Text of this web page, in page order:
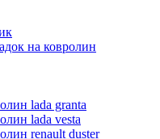
на ковролин
lada granta
lada vesta
renault duster